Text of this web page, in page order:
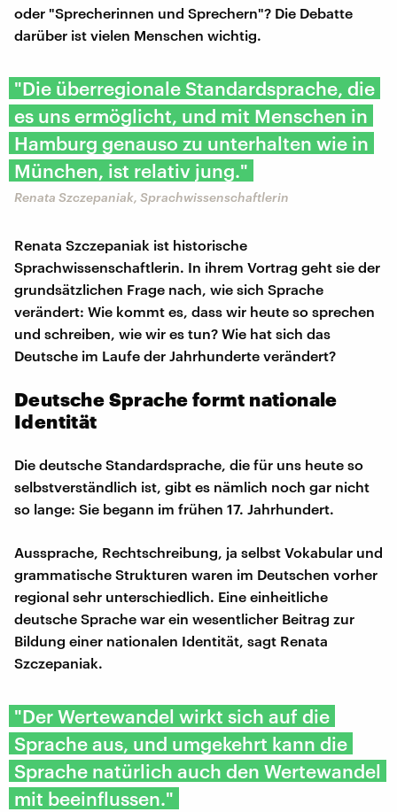
oder "Sprecherinnen und Sprechern"? Die Debatte
darüber ist vielen Menschen wichtig.
"Die überregionale Standardsprache, die
es uns ermöglicht, und mit Menschen in
Hamburg genauso zu unterhalten wie in
München, ist relativ jung."
Renata Szczepaniak, Sprachwissenschaftlerin
Renata Szczepaniak ist historische
Sprachwissenschaftlerin. In ihrem Vortrag geht sie der
grundsätzlichen Frage nach, wie sich Sprache
verändert: Wie kommt es, dass wir heute so sprechen
und schreiben, wie wir es tun? Wie hat sich das
Deutsche im Laufe der Jahrhunderte verändert?
Deutsche Sprache formt nationale
Identität
Die deutsche Standardsprache, die für uns heute so
selbstverständlich ist, gibt es nämlich noch gar nicht
so lange: Sie begann im frühen 17. Jahrhundert.
Aussprache, Rechtschreibung, ja selbst Vokabular und
grammatische Strukturen waren im Deutschen vorher
regional sehr unterschiedlich. Eine einheitliche
deutsche Sprache war ein wesentlicher Beitrag zur
Bildung einer nationalen Identität, sagt Renata
Szczepaniak.
"Der Wertewandel wirkt sich auf die
Sprache aus, und umgekehrt kann die
Sprache natürlich auch den Wertewandel
mit beeinflussen."